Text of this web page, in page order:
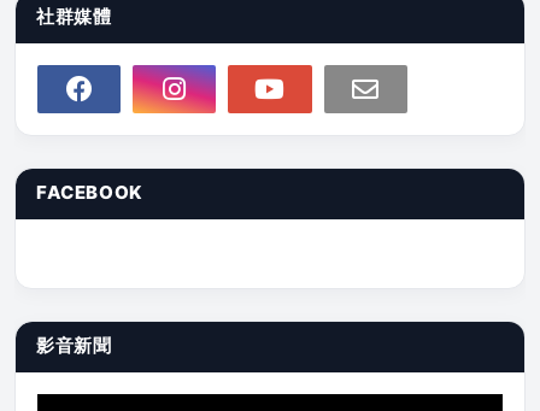
社群媒體
FACEBOOK
影音新聞